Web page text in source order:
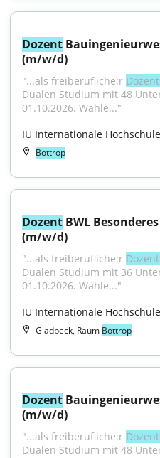
Dozent
(m/w/d)
"...als freiberufliche:r
Dualen Studium mit 48
01.10.2026. Wähle..."
IU Internationale Hochschule
Bottrop
Dozent BWL
(m/w/d)
"...als freiberufliche:r
Dualen Studium mit 36
01.10.2026. Wähle..."
IU Internationale Hochschule
Gladbeck, Raum Bottrop
Dozent
(m/w/d)
"...als freiberufliche:r
Dualen Studium mit 48